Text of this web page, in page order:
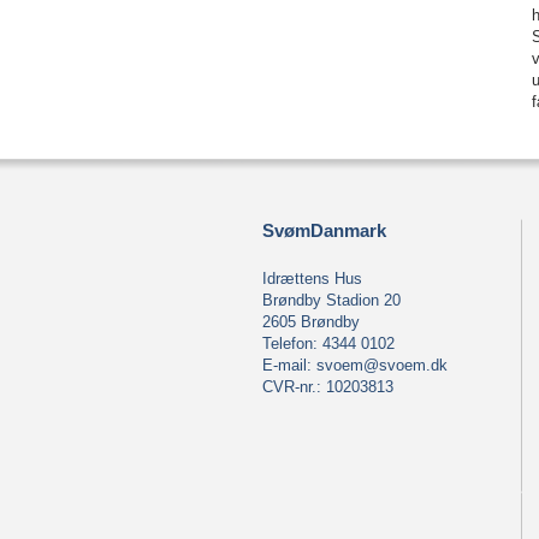
SvømDanmark
Idrættens Hus
Brøndby Stadion 20
2605 Brøndby
Telefon: 4344 0102
E-mail: svoem@svoem.dk
CVR-nr.: 10203813